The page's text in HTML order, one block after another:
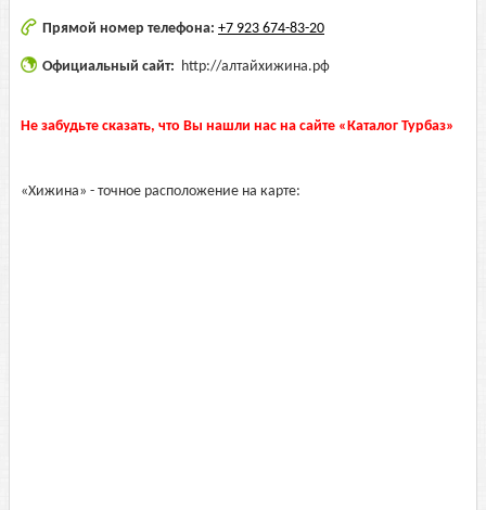
Прямой номер телефона: +7 923 674-83-20
Официальный сайт: http://алтайхижина.рф
Не забудьте сказать, что Вы нашли нас на сайте «Каталог Турбаз»
«Хижина» - точное расположение на карте: